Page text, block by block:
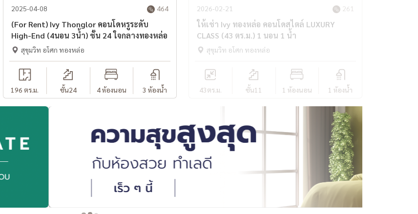
2025-04-08 464
(For Rent) Ivy Thonglor คอนโดหรูระดับ
High-End (4นอน 3น้ำ) ชั้น 24 ใจกลางทองหล่อ
สุขุมวิท อโศก ทองหล่อ
196 ตร.ม. ชั้น24 4 ห้องนอน 3 ห้องน้ำ
2026-02-21 261
ให้เช่า Ivy ทองหล่อ คอนโดสไตล์ LUXURY
CLASS (43 ตร.ม.) 1 นอน 1 น้ำ
สุขุมวิท อโศก ทองหล่อ
43ตร.ม. ชั้น11 1 ห้องนอน 1 ห้องน้ำ